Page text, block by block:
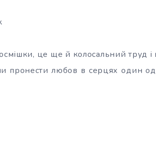
це ще й колосальний труд
пронести любов в серцях один